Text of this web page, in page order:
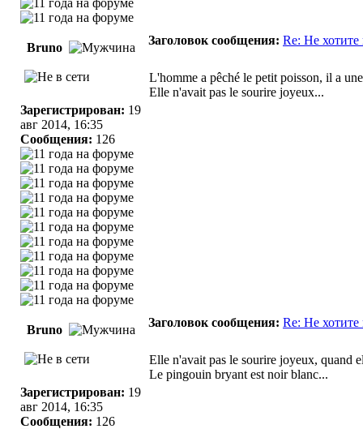
Bruno
Заголовок сообщения: Re: Не
Зарегистрирован: 19
авг 2014, 16:35
Сообщения: 126
L'homme a pêché le petit poisson, il a
Elle n'avait pas le sourire joyeux...
Bruno
Заголовок сообщения: Re: Не
Зарегистрирован: 19
авг 2014, 16:35
Сообщения: 126
Elle n'avait pas le sourire joyeux, quand
Le pingouin bryant est noir blanc...